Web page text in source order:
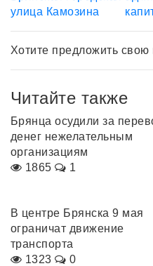
улица Камозина
Хотите предложить свою
Читайте также
Брянца осудили за
денег нежелательным
организациям
1865
1
В центре Брянска 9 мая
ограничат движение
транспорта
1323
0